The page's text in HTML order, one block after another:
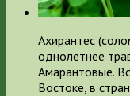
Ахирантес
однолетнее
Амарантовые.
Востоке, в